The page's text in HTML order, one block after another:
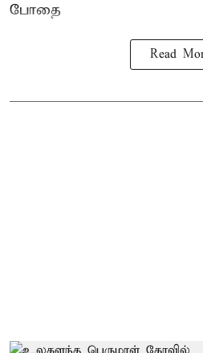
போதை
Read